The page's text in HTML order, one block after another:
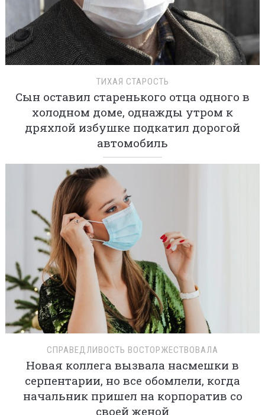
ТИХАЯ СТАРОСТЬ
Сын оставил старенького отца одного в
холодном доме, однажды утром к
дряхлой избушке подкатил дорогой
автомобиль
СПРАВЕДЛИВОСТЬ ВОСТОРЖЕСТВОВАЛА
Новая коллега вызвала насмешки в
серпентарии, но все обомлели, когда
начальник пришел на корпоратив со
своей женой